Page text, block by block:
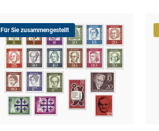
Für Sie zusammengestellt